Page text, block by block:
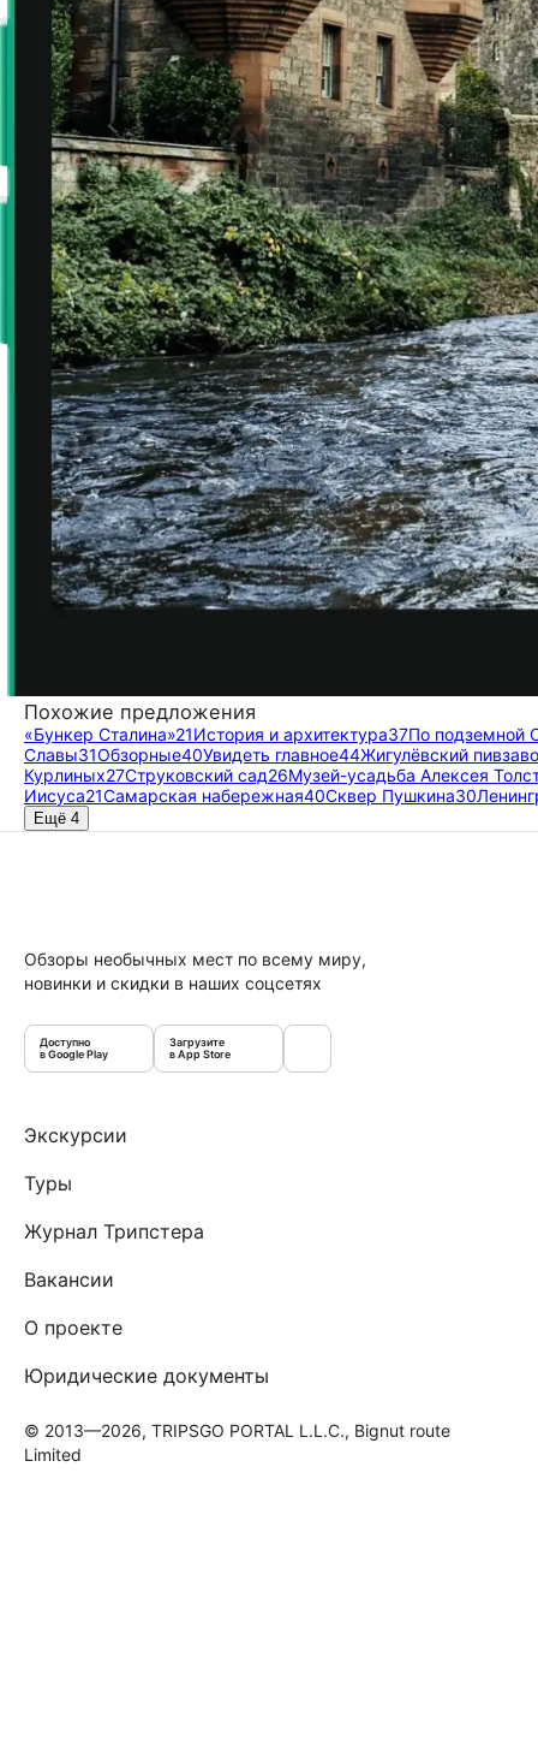
Похожие предложения
«Бункер Сталина»21История и архитектура37По подземной
Славы31Обзорные40Увидеть главное44Жигулёвский
Курлиных27Струковский сад26Музей-усадьба Алексея
Иисуса21Самарская набережная40Сквер Пушкина30
Ещё 4
Обзоры необычных мест по всему миру,
новинки и скидки в наших соцсетях
Доступно
в Google Play
Загрузите
в App Store
Экскурсии
Туры
Журнал Трипстера
Вакансии
О проекте
Юридические документы
© 2013—2026, TRIPSGO PORTAL L.L.C., Bignut route
Limited